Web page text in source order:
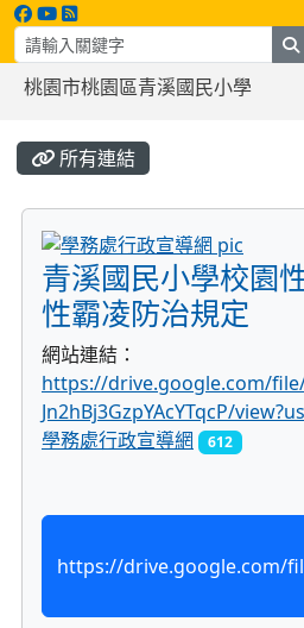
桃園市桃園區青溪國民小學
所有連結
青溪國民小學校園
性霸凌防治規定
網站連結：
https://drive.google.com/
Jn2hBj3GzpYAcYTqcP/
學務處行政宣導網
612
https://drive.google.com/